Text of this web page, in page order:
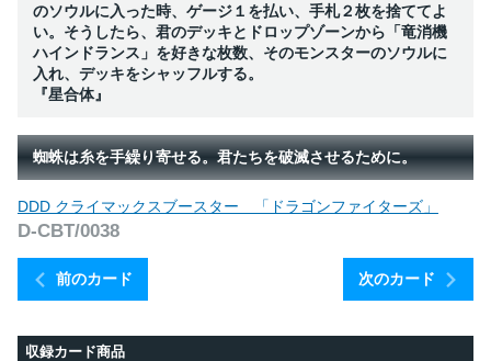
のソウルに入った時、ゲージ１を払い、手札２枚を捨ててよ
い。そうしたら、君のデッキとドロップゾーンから「竜消機
ハインドランス」を好きな枚数、そのモンスターのソウルに
入れ、デッキをシャッフルする。
『星合体』
蜘蛛は糸を手繰り寄せる。君たちを破滅させるために。
前のカード
DDD クライマックスブースター 「ドラゴンファイターズ」
D-CBT/0038
次のカード
収録カード商品